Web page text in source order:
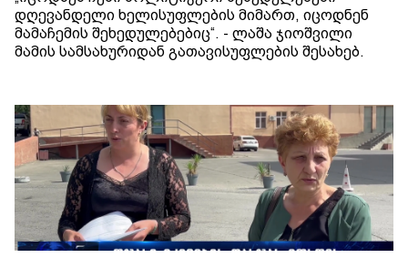
დღევანდელი ხელისუფლების მიმართ, იცოდნენ
მამაჩემის შეხედულებებიც“. - ლაშა ჯიოშვილი
მამის სამსახურიდან გათავისუფლების შესახებ.